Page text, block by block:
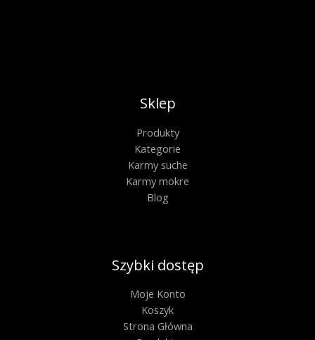
Sklep
Produkty
Kategorie
Karmy suche
Karmy mokre
Blog
Szybki dostęp
Moje Konto
Koszyk
Strona Główna